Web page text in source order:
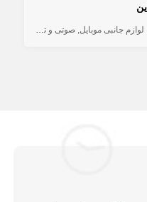
لوازم جانبی موبایل صوتی و تصویری